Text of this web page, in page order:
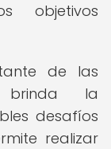
objetivos
de las
brinda la
desafíos
realizar